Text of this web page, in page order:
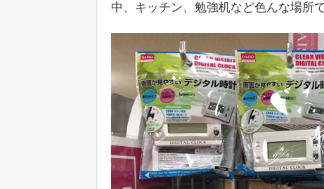
中、キッチン、勉強机など色んな場所